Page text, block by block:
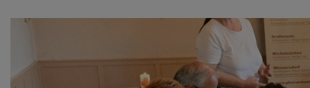
Fotogalerien
Asparn
Gnadendorf
Grafensulz